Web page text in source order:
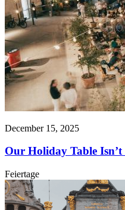
December 15, 2025
Our Holiday Table
Feiertage